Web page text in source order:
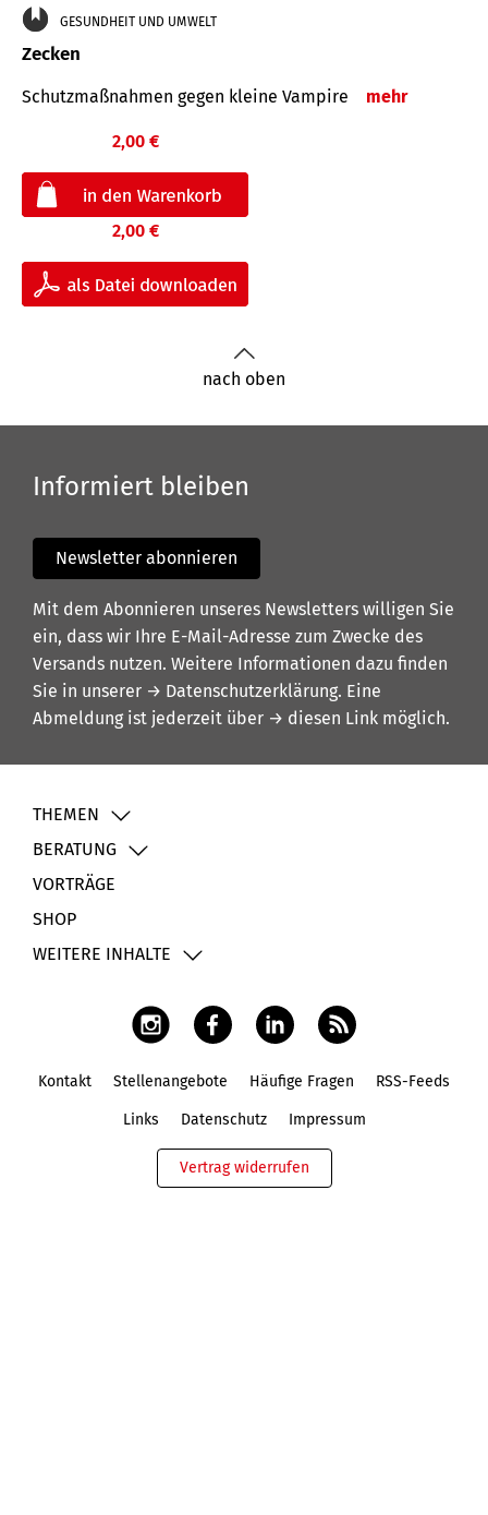
GESUNDHEIT UND UMWELT
Zecken
Schutz­maß­nahmen gegen kleine Vampire mehr
2,00 €
2,00 €
nach oben
Informiert bleiben
Newsletter abonnieren
Mit dem Abonnieren unseres Newsletters willigen Sie
ein, dass wir Ihre E-Mail-Adresse zum Zwecke des
Versands nutzen. Weitere Informationen dazu finden
Sie in unserer → Datenschutzerklärung. Eine
Abmeldung ist jederzeit über → diesen Link möglich.
THEMEN
BERATUNG
VORTRÄGE
SHOP
WEITERE INHALTE
Kontakt Stellenangebote Häufige Fragen RSS-Feeds
Links Datenschutz Impressum
Vertrag widerrufen